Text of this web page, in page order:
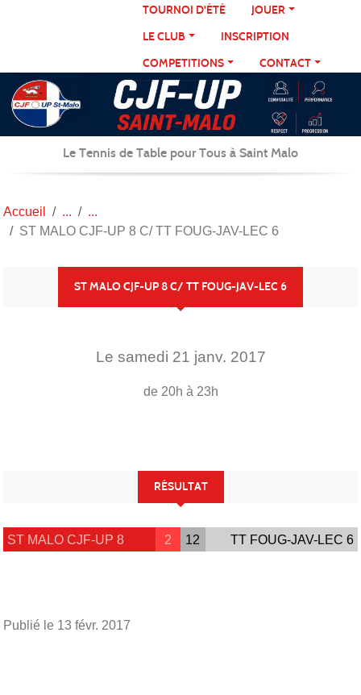
TOURNOI D'ÉTÉ
JOUER
LE CLUB
INSCRIPTION
COMPETITIONS
CONTACT
Le Tennis de Table pour Tous à Saint Malo
Accueil
ST MALO CJF-UP 8 C/ TT FOUG-JAV-LEC 6
ST MALO CJF-UP 8 C/ TT FOUG-JAV-LEC 6
Le samedi 21 janv. 2017
de 20h à 23h
RÉSULTAT
ST MALO CJF-UP 8 2 12 TT FOUG-JAV-LEC 6
Publié le 13 févr. 2017
Panneau de gestion des cookies